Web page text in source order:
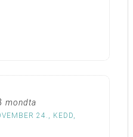
mondta
24., KEDD,